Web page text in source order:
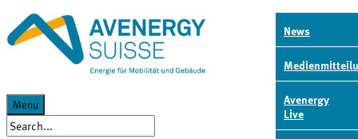
Menu
News
Avenergy
Live